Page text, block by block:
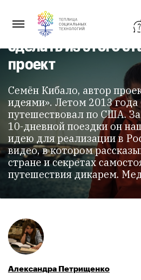
содержанию
Как в Интернете
деньги на
сделать из этого
проект
Семён Кибало, автор
идеями». Летом 2013
путешествовал по США.
10-дневной поездки он
идею для реализации в
видео, в котором
стране и секретах
путешествия дикарем.
Александра Петрищенко